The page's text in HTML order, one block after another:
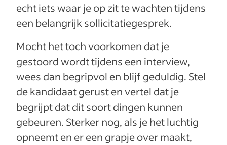
echt iets waar je op zit te wachten tijdens
een belangrijk sollicitatiegesprek.
Mocht het toch voorkomen dat je
gestoord wordt tijdens een interview,
wees dan begripvol en blijf geduldig. Stel
de kandidaat gerust en vertel dat je
begrijpt dat dit soort dingen kunnen
gebeuren. Sterker nog, als je het luchtig
opneemt en er een grapje over maakt,